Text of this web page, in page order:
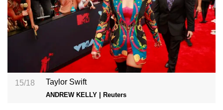
15/18 Taylor Swift
ANDREW KELLY | Reuters